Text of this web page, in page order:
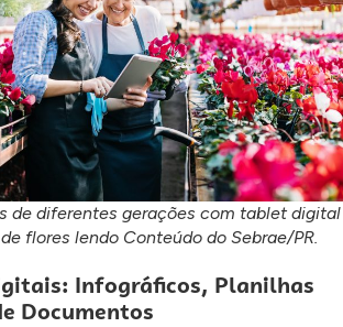
de diferentes gerações com tablet digital
flores lendo Conteúdo do Sebrae/PR.
Infográficos, Planilhas
Documentos